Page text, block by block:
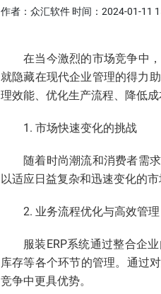
作者：众汇软件 时间： 2024-01-11
在当今激烈的市场竞争中
就隐藏在现代企业管理的得力
理效能、优化生产流程、降低成
1. 市场快速变化的挑战
随着时尚潮流和消费者需
以适应日益复杂和迅速变化的
2. 业务流程优化与高效管理
服装ERP系统通过整合企
库存等各个环节的管理。通过
竞争中更具优势。